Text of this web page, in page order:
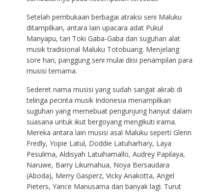
Setelah pembukaan berbagai atraksi seni Maluku
ditampilkan, antara lain upacara adat Pukul
Manyapu, tari Toki Gaba-Gaba dan suguhan alat
musik tradisional Maluku Totobuang. Menjelang
sore hari, panggung seni mulai diisi penampilan para
musisi ternama.
Sederet nama musisi yang sudah sangat akrab di
telinga pecinta musik Indonesia menampilkan
suguhan yang memebuat pengunjung hanyut dalam
suasana untuk ikut bergoyang mengikuti irama.
Mereka antara lain musisi asal Maluku seperti Glenn
Fredly, Yopie Latul, Doddie Latuharhary, Laya
Pesulima, Aldisyah Latuihamallo, Audrey Papilaya,
Naruwe, Barry Likumahua, Noya Bersaudara
(Aboda), Merry Gasperz, Vicky Anakotta, Angel
Pieters, Yance Manusama dan banyak lagi. Turut